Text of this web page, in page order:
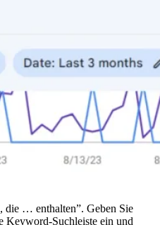
die … enthalten”. Geben Sie
Keyword-Suchleiste ein und